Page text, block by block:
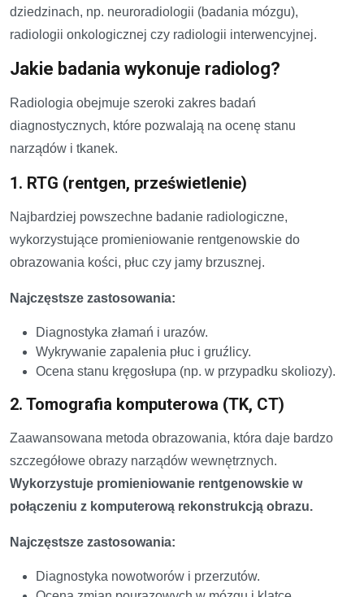
dziedzinach, np. neuroradiologii (badania mózgu),
radiologii onkologicznej czy radiologii interwencyjnej.
Jakie badania wykonuje radiolog?
Radiologia obejmuje szeroki zakres badań
diagnostycznych, które pozwalają na ocenę stanu
narządów i tkanek.
1. RTG (rentgen, prześwietlenie)
Najbardziej powszechne badanie radiologiczne,
wykorzystujące promieniowanie rentgenowskie do
obrazowania kości, płuc czy jamy brzusznej.
Najczęstsze zastosowania:
Diagnostyka złamań i urazów.
Wykrywanie zapalenia płuc i gruźlicy.
Ocena stanu kręgosłupa (np. w przypadku skoliozy).
2. Tomografia komputerowa (TK, CT)
Zaawansowana metoda obrazowania, która daje bardzo
szczegółowe obrazy narządów wewnętrznych.
Wykorzystuje promieniowanie rentgenowskie w
połączeniu z komputerową rekonstrukcją obrazu.
Najczęstsze zastosowania:
Diagnostyka nowotworów i przerzutów.